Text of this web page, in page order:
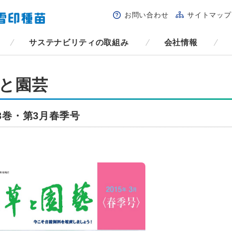
サステナビリティの取組み 会社情報
お問い合わせ サイトマップ
園芸
・第3月春季号